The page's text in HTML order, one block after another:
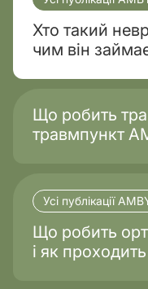
Хто такий
чим він
Що робить
травмпункт
Усі публікації
Що робить
і як